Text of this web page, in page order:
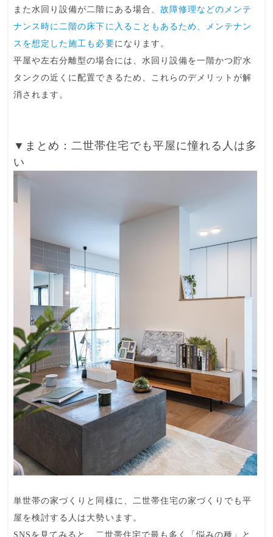
また水回り設備が二階にある場合、 故障修理などのメンテ
ナンス時に二階の床下に入ることもあるため、メンテナン
スを想定した施工も必要になります。
平屋や左右分離型の場合には、水回り設備を一階かつ貯水
タンクの近くに配置できるため、これらのデメリットが解
消されます。
▼まとめ：二世帯住宅でも平屋に憧れる人は多
い
単世帯の家づくりと同様に、二世帯住宅の家づくりでも平
屋を検討する人は大勢います。
SNSを見てみると、二世帯住宅で最も多く「悩みの種」と